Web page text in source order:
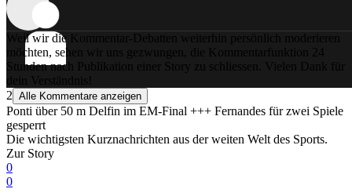
Weil wir die Kommentar-Debatten weiterhin persönlich moderieren
möchten, sehen wir uns gezwungen, die Kommentarfunktion 24
Stunden nach Publikation einer Story zu schliessen. Vielen Dank für
dein Verständnis!
2 Alle Kommentare anzeigen
Ponti über 50 m Delfin im EM-Final +++ Fernandes für zwei Spiele
gesperrt
Die wichtigsten Kurznachrichten aus der weiten Welt des Sports.
Zur Story
0
0